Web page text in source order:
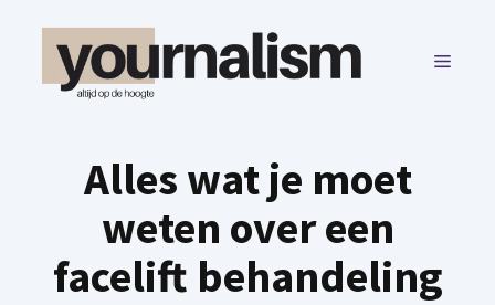
MENU
Alles wat je moet
weten over een
facelift behandeling